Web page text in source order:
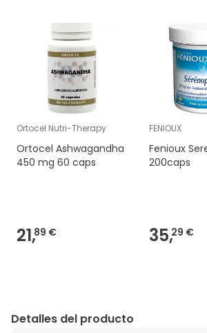
Ortocel Nutri-Therapy
Ortocel Ashwagandha
450 mg 60 caps
21,89 €
FENIOUX
Fenioux
200caps
35,29 €
Detalles del producto